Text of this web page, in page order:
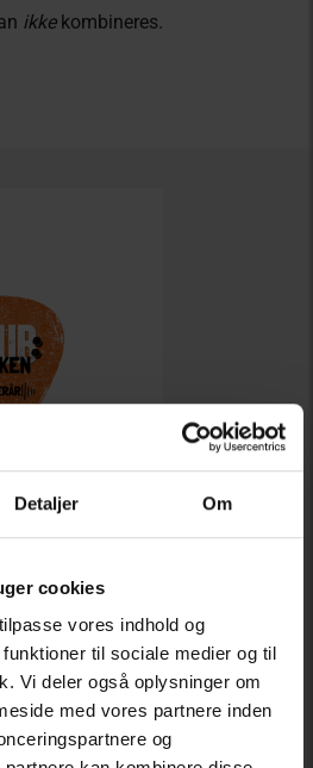
Detaljer Om
cookies
vores indhold og
til sociale medier og til
Vi deler også oplysninger om
med vores partnere inden
og
ikke kombineres.
2026
mere